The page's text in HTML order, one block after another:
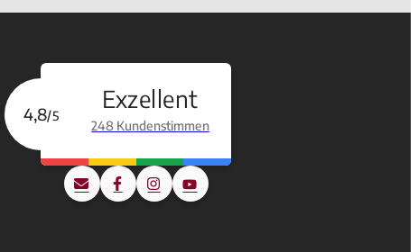
4,8/5
Exzellent
248 Kundenstimmen